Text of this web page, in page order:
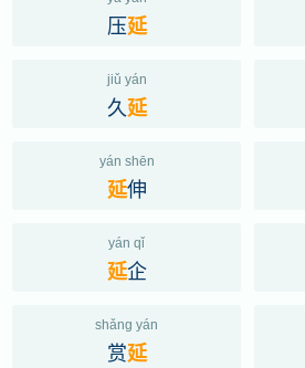
压延
jiǔ yán
久延
yán shēn
延伸
yán qǐ
延企
shǎng yán
赏延